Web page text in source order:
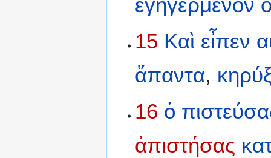
15 Καὶ εἶπεν
ἅπαντα,
16 ὁ
ἀπιστήσας